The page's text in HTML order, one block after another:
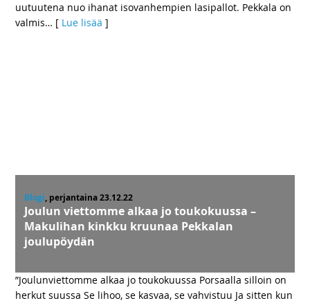
uutuutena nuo ihanat isovanhempien lasipallot. Pekkala on
valmis… [ Lue lisää ]
Blogi, perjantaina 23.12.22
Joulun viettomme alkaa jo toukokuussa –
Makulihan kinkku kruunaa Pekkalan
joulupöydän
”Joulunviettomme alkaa jo toukokuussa Porsaalla silloin on
herkut suussa Se lihoo, se kasvaa, se vahvistuu Ja sitten kun